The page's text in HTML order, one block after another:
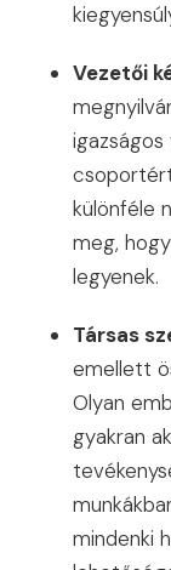
Vezetői
különféle
meg,
legyenek.
Társas
emellett
Olyan
gyakran
mindenki